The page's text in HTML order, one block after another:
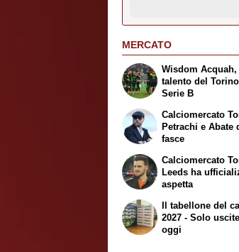
MERCATO
Wisdom
talento del
Serie B
Calciomercato
Petrachi e
fasce
Calciomercato
Leeds ha
aspetta
Il tabellone del
2027 - Solo
oggi